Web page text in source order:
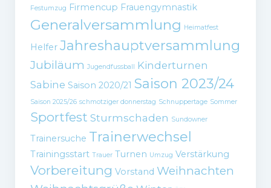
Festumzug
Firmencup Frauengymnastik
Generalversammlung Heimatfest
Helfer Jahreshauptversammlung
Jubiläum Jugendfussball
Kinderturnen
Sabine Saison 2020/21 Saison 2023/24
Saison 2025/26 schmotziger donnerstag Schnuppertage Sommer
Sportfest Sturmschaden Sundowner
Trainersuche Trainerwechsel
Trainingsstart Trauer Turnen Umzug Verstärkung
Vorbereitung Vorstand Weihnachten